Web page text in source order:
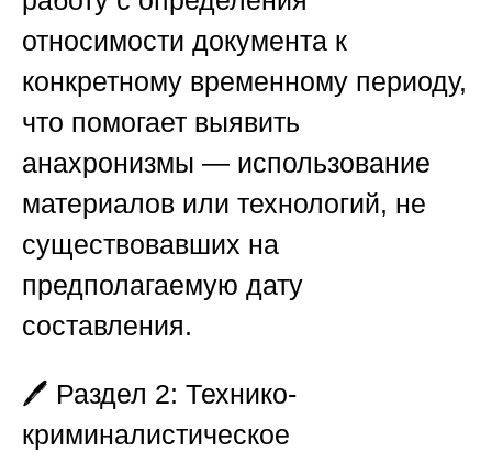
относимости документа к
конкретному временному периоду,
что помогает выявить
анахронизмы — использование
материалов или технологий, не
существовавших на
предполагаемую дату
составления.
🖊️ Раздел 2: Технико-
криминалистическое